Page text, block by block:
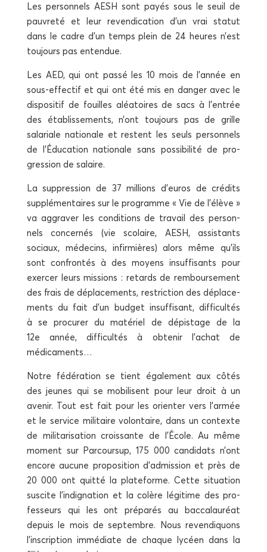
Les per­son­nels AESH sont payés sous le seuil de
pau­vre­té et leur reven­di­ca­tion d’un vrai sta­tut
dans le cadre d’un temps plein de 24 heures n’est
tou­jours pas entendue.
Les AED, qui ont pas­sé les 10 mois de l’année en
sous-effec­tif et qui ont été mis en dan­ger avec le
dis­po­si­tif de fouilles aléa­toires de sacs à l’entrée
des éta­blis­se­ments, n’ont tou­jours pas de grille
sala­riale natio­nale et res­tent les seuls per­son­nels
de l’Éducation natio­nale sans pos­si­bi­li­té de pro­
gres­sion de salaire.
La sup­pres­sion de 37 mil­lions d’euros de cré­dits
sup­plé­men­taires sur le pro­gramme « Vie de l’élève »
va aggra­ver les condi­tions de tra­vail des per­son­
nels concer­nés (vie sco­laire, AESH, assis­tants
sociaux, méde­cins, infir­mières) alors même qu’ils
sont confron­tés à des moyens insuf­fi­sants pour
exer­cer leurs mis­sions : retards de rem­bour­se­ment
des frais de dépla­ce­ments, res­tric­tion des dépla­ce­
ments du fait d’un bud­get insuf­fi­sant, dif­fi­cul­tés
à se pro­cu­rer du maté­riel de dépis­tage de la
12e année, dif­fi­cul­tés à obte­nir l’achat de
médicaments…
Notre fédé­ra­tion se tient éga­le­ment aux côtés
des jeunes qui se mobi­lisent pour leur droit à un
ave­nir. Tout est fait pour les orien­ter vers l’armée
et le ser­vice mili­taire volon­taire, dans un contexte
de mili­ta­ri­sa­tion crois­sante de l’École. Au même
moment sur Par­cour­sup, 175 000 can­di­dats n’ont
encore aucune pro­po­si­tion d’admission et près de
20 000 ont quit­té la pla­te­forme. Cette situa­tion
sus­cite l’indignation et la colère légi­time des pro­
fes­seurs qui les ont pré­pa­rés au bac­ca­lau­réat
depuis le mois de sep­tembre. Nous reven­di­quons
l’inscription immé­diate de chaque lycéen dans la